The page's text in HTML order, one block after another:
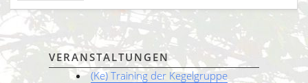
VERANSTALTUNGEN
(Ke) Training der Kegelgruppe